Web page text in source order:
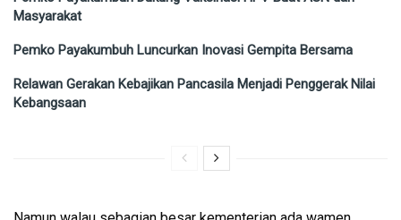
Masyarakat
Pemko Payakumbuh Luncurkan Inovasi Gempita Bersama
Relawan Gerakan Kebajikan Pancasila Menjadi Penggerak Nilai
Kebangsaan